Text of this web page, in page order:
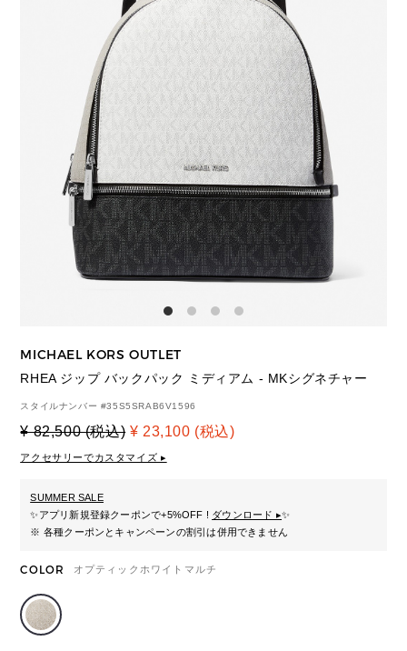
MICHAEL KORS OUTLET
RHEA ジップ バックパック ミディアム - MKシグネチャー
スタイルナンバー #35S5SRAB6V1596
¥ 82,500 (税込) ¥ 23,100 (税込)
アクセサリーでカスタマイズ ▸
SUMMER SALE
✨アプリ新規登録クーポンで+5%OFF ! ダウンロード ▸✨
※ 各種クーポンとキャンペーンの割引は併用できません
COLOR オプティックホワイトマルチ